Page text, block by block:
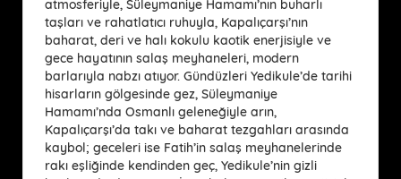
atmosferiyle, Süleymaniye Hamamı’nın buharlı
taşları ve rahatlatıcı ruhuyla, Kapalıçarşı’nın
baharat, deri ve halı kokulu kaotik enerjisiyle ve
gece hayatının salaş meyhaneleri, modern
barlarıyla nabzı atıyor. Gündüzleri Yedikule’de tarihi
hisarların gölgesinde gez, Süleymaniye
Hamamı’nda Osmanlı geleneğiyle arın,
Kapalıçarşı’da takı ve baharat tezgahları arasında
kaybol; geceleri ise Fatih’in salaş meyhanelerinde
rakı eşliğinde kendinden geç, Yedikule’nin gizli